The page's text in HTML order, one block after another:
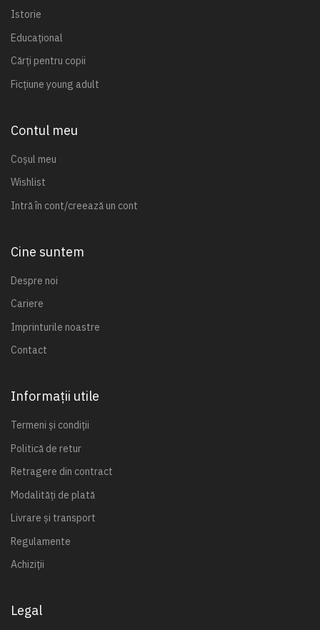
Istorie
Educațional
Cărți pentru copii
Ficțiune young adult
Contul meu
Coșul meu
Wishlist
Intră în cont/creează un cont
Cine suntem
Despre noi
Cariere
Imprinturile noastre
Contact
Informații utile
Termeni și condiții
Politică de retur
Retragere din contract
Modalități de plată
Livrare și transport
Regulamente
Achiziții
Legal